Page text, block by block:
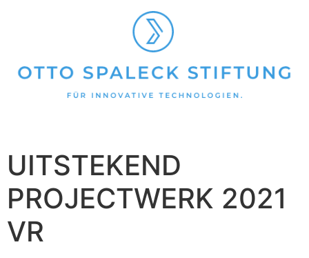
UITSTEKEND
PROJECTWERK 2021
VR